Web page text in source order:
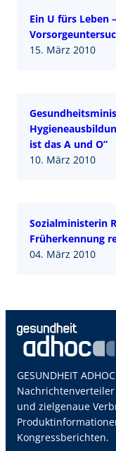
Ein U fürs Leben
15. März 2010
ist das A und O”
10. März 2010
Sozialministerin
Früherkennung
04. März 2010
GESUNDHEIT
und zielgenaue
Kongressberichten.